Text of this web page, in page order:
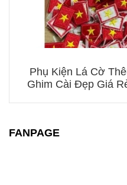
Phụ Kiện Lá Cờ
Ghim Cài Đẹp Giá
FANPAGE